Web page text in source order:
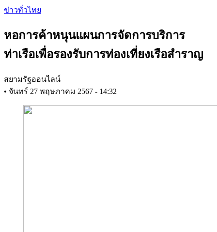
Skip
content
ข่าวทั่วไทย
หอการค้าหนุนแผนการจัดการบริการ
ท่าเรือเพื่อรองรับการท่องเที่ยงเรือสำราญ
สยามรัฐออนไลน์
• จันทร์ 27 พฤษภาคม 2567 - 14:32